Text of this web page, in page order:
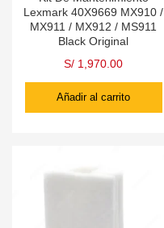
Lexmark 40X9669 MX910 /
MX911 / MX912 / MS911
Black Original
S/ 1,970.00
Añadir al carrito